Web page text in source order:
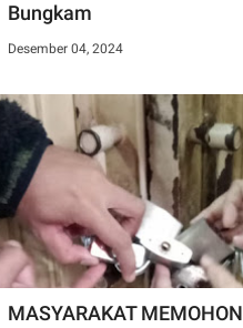
Bungkam
Desember 04, 2024
MASYARAKAT MEMOHON